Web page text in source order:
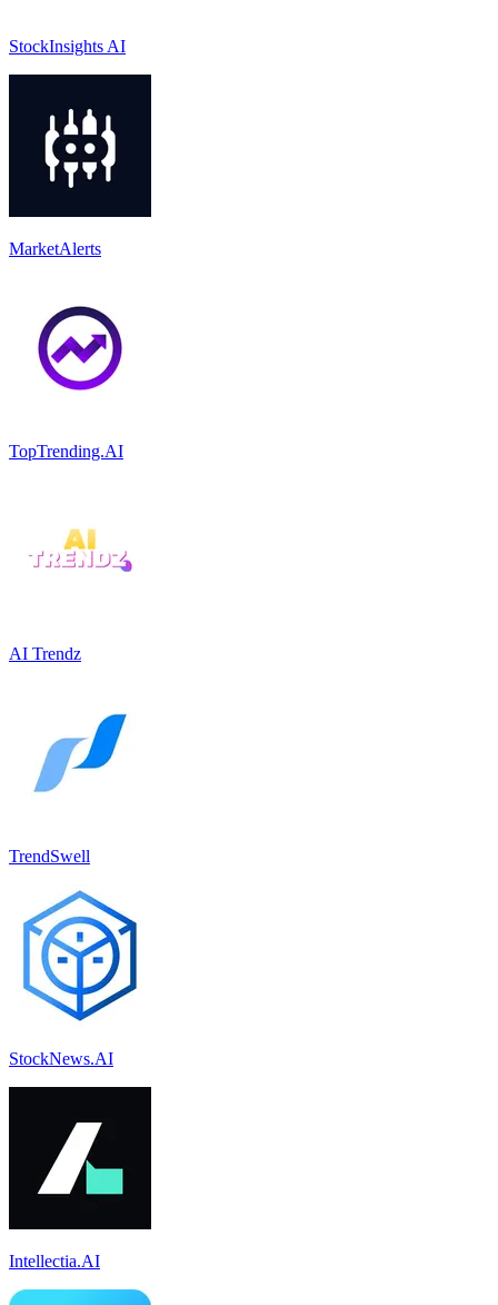
StockInsights AI
MarketAlerts
TopTrending.AI
AI Trendz
TrendSwell
StockNews.AI
Intellectia.AI